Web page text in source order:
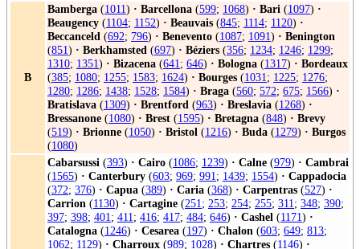
B
Bamberga (1011) · Barcellona (599; 1068) · Bari (1097) ·
Beaugency (1104; 1152) · Beauvais (845; 1114; 1120) ·
Beccanceld (692; 796) · Benevento (1087; 1091) · Benington
(851) · Berkhamsted (697) · Béziers (356; 1234; 1246; 1299;
1310; 1351) · Bizacena (641; 646) · Bologna (1317) · Bordeaux
(385; 1080; 1255; 1583; 1624) · Bourges (1031; 1225; 1276;
1280; 1286; 1438; 1528; 1584) · Braga (560; 572; 675; 1566) ·
Bratislava (1309) · Brentford (963) · Breslavia (1268) ·
Bressanone (1080) · Brest (1595) · Bretagna (848) · Brevy
(519) · Brionne (1050) · Bristol (1216) · Buda (1279) · Burgos
(1080)
Cabarsussi (393) · Cairo (1086; 1239) · Calne (979) · Cambrai
(1565) · Canterbury (603; 969; 991; 1439; 1554) · Cappadocia
(372; 376) · Capua (389) · Caria (368) · Carpentras (527) ·
Carrion (1130) · Cartagine (251; 253; 254; 255; 311; 348; 390;
397; 398; 401; 411; 416; 417; 484; 646) · Cashel (1171) ·
Catalogna (1246) · Cesarea (197) · Chalon (603; 649; 813;
1062; 1129) · Charroux (989; 1028) · Chartres (1146) ·